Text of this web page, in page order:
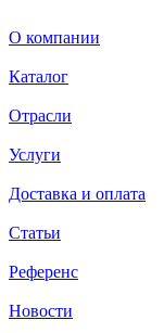
О компании
Каталог
Отрасли
Услуги
Доставка и оплата
Статьи
Референс
Новости